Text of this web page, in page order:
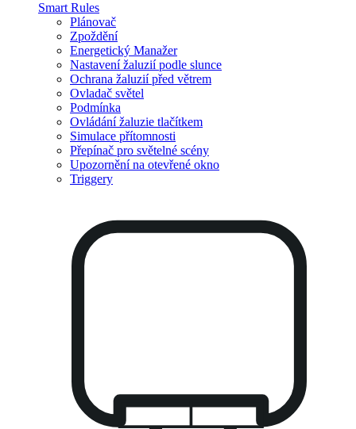
Smart Rules
Plánovač
Zpoždění
Energetický Manažer
Nastavení žaluzií podle slunce
Ochrana žaluzií před větrem
Ovladač světel
Podmínka
Ovládání žaluzie tlačítkem
Simulace přítomnosti
Přepínač pro světelné scény
Upozornění na otevřené okno
Triggery